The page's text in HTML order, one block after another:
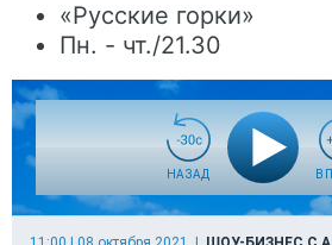
«Русские горки»
Пн. - чт./21.30